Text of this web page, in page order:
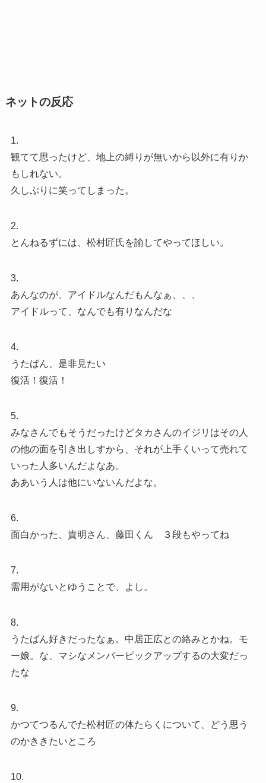
ネットの反応
1.
観てて思ったけど、地上の縛りが無いから以外に有りか
もしれない。
久しぶりに笑ってしまった。
2.
とんねるずには、松村匠氏を諭してやってほしい。
3.
あんなのが、アイドルなんだもんなぁ、、、
アイドルって、なんでも有りなんだな
4.
うたばん、是非見たい
復活！復活！
5.
みなさんでもそうだったけどタカさんのイジリはその人
の他の面を引き出しすから、それが上手くいって売れて
いった人多いんだよなあ。
ああいう人は他にいないんだよな。
6.
面白かった、貴明さん、藤田くん ３段もやってね
7.
需用がないとゆうことで、よし。
8.
うたばん好きだったなぁ。中居正広との絡みとかね。モ
ー娘。な、マシなメンバーピックアップするの大変だっ
たな
9.
かつてつるんでた松村匠の体たらくについて、どう思う
のかききたいところ
10.